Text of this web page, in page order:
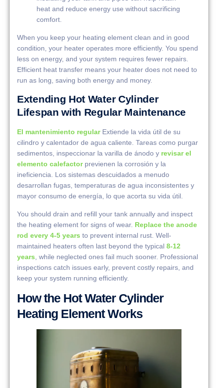
heat and reduce energy use without sacrificing
comfort.
When you keep your heating element clean and in good
condition, your heater operates more efficiently. You spend
less on energy, and your system requires fewer repairs.
Efficient heat transfer means your heater does not need to
run as long, saving both energy and money.
Extending Hot Water Cylinder
Lifespan with Regular Maintenance
El mantenimiento regularExtiende la vida útil de su
cilindro y calentador de agua caliente. Tareas como purgar
sedimentos, inspeccionar la varilla de ánodo y revisar el
elemento calefactorprevienen la corrosión y la
ineficiencia. Los sistemas descuidados a menudo
desarrollan fugas, temperaturas de agua inconsistentes y
mayor consumo de energía, lo que acorta su vida útil.
You should drain and refill your tank annually and inspect
the heating element for signs of wear. Replace the anode
rod every 4-5 years to prevent internal rust. Well-
maintained heaters often last beyond the typical 8-12
years , while neglected ones fail much sooner. Professional
inspections catch issues early, prevent costly repairs, and
keep your system running efficiently.
How the Hot Water Cylinder
Heating Element Works